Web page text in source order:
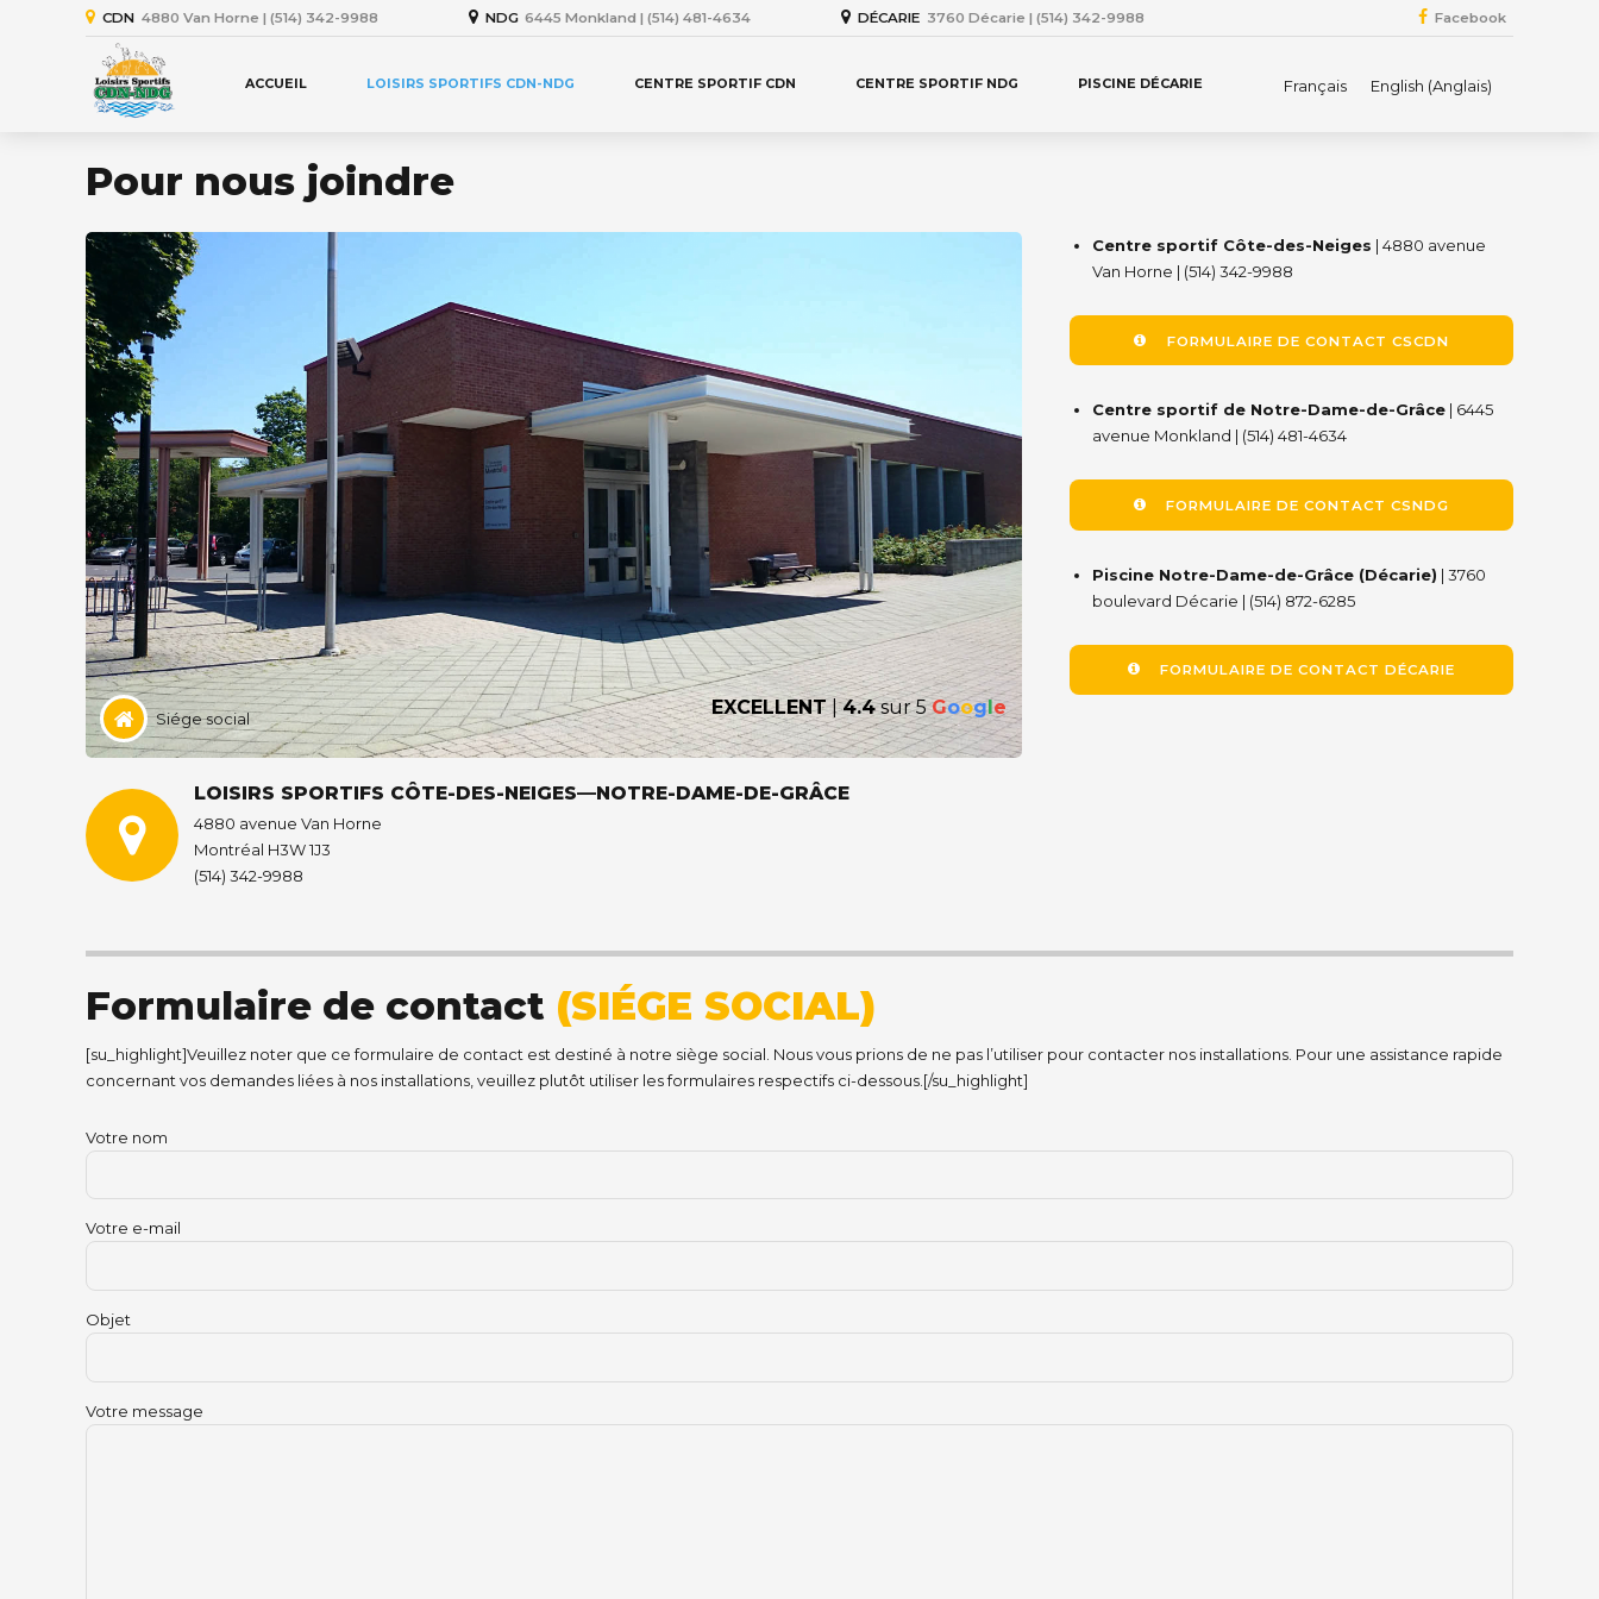
CDN 4880 Van Horne | (514) 342-9988 NDG 6445 Monkland | (514) 481-4634 DÉCARIE 3760 Décarie | (514) 342-9988 Facebook
Français English (Anglais)
ACCUEIL LOISIRS SPORTIFS CDN-NDG CENTRE SPORTIF CDN CENTRE SPORTIF NDG PISCINE DÉCARIE
Pour nous joindre
Siége social
EXCELLENT|4.4sur 5Google
LOISIRS SPORTIFS CÔTE-DES-NEIGES—NOTRE-DAME-DE-GRÂCE
4880 avenue Van Horne
Montréal H3W 1J3
(514) 342-9988
Centre sportif Côte-des-Neiges | 4880 avenue
Van Horne | (514) 342-9988
FORMULAIRE DE CONTACT CSCDN
Centre sportif de Notre-Dame-de-Grâce | 6445
avenue Monkland | (514) 481-4634
FORMULAIRE DE CONTACT CSNDG
Piscine Notre-Dame-de-Grâce (Décarie) | 3760
boulevard Décarie | (514) 872-6285
FORMULAIRE DE CONTACT DÉCARIE
Formulaire de contact (SIÉGE SOCIAL)
[su_highlight]Veuillez noter que ce formulaire de contact est destiné à notre siège social. Nous vous prions de ne pas l’utiliser pour contacter nos installations. Pour une assistance rapide
concernant vos demandes liées à nos installations, veuillez plutôt utiliser les formulaires respectifs ci-dessous.[/su_highlight]
Votre nom
Votre e-mail
Objet
Votre message